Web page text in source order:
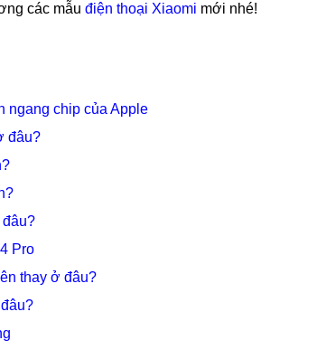
các mẫu điện thoại Xiaomi mới nhé!
ngang chip của Apple
đâu?
Pro
thay ở đâu?